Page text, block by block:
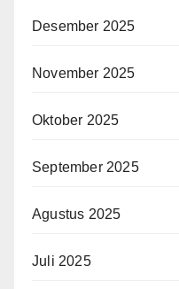
Desember 2025
November 2025
Oktober 2025
September 2025
Agustus 2025
Juli 2025